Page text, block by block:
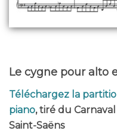
Le cygne pour alto
Téléchargez la
piano, tiré du
Saint-Saëns